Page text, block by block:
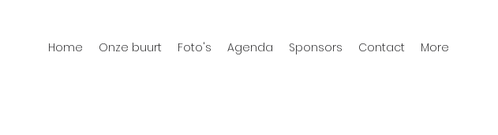
Home Onze buurt Foto's Agenda Sponsors Contact More